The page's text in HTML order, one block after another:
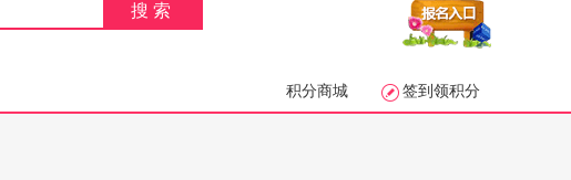
搜索
积分商城 签到领积分